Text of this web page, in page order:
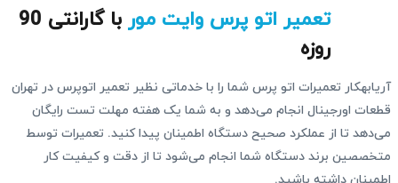
تعمیر اتو پرس وایت مور
با گارانتی 90
روزه
آریابهکار تعمیرات اتو پرس شما را با خدماتی نظیر تعمیر اتوپرس در تهران
قطعات اورجینال انجام می‌دهد و به شما یک هفته مهلت تست رایگان
می‌دهد تا از عملکرد صحیح دستگاه اطمینان پیدا کنید. تعمیرات توسط
متخصصین برند دستگاه شما انجام می‌شود تا از دقت و کیفیت کار